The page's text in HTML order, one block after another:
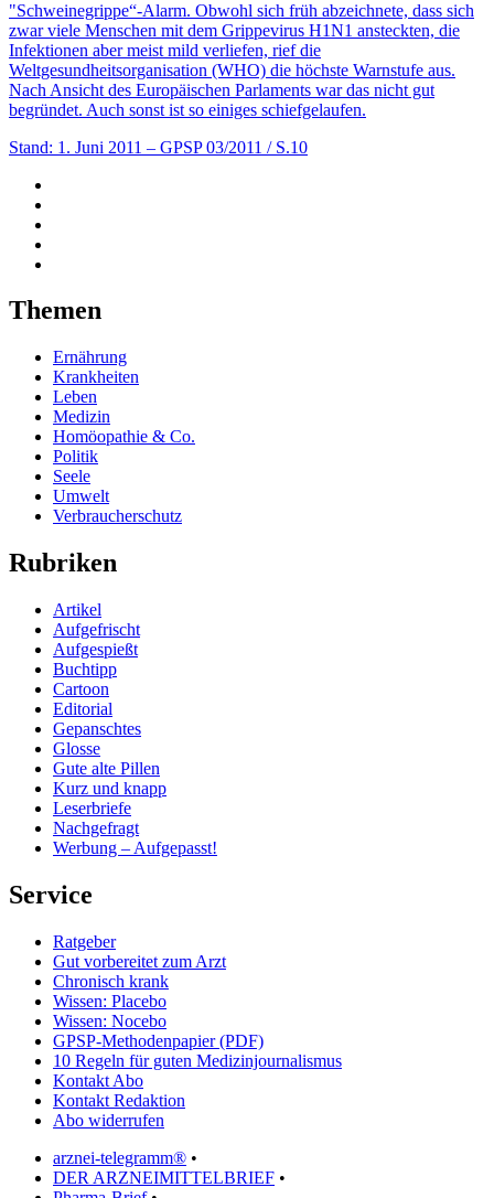
"Schweinegrippe“-Alarm. Obwohl sich früh abzeichnete, dass sich
zwar viele Menschen mit dem Grippevirus H1N1 ansteckten, die
Infektionen aber meist mild verliefen, rief die
Weltgesundheitsorganisation (WHO) die höchste Warnstufe aus.
Nach Ansicht des Europäischen Parlaments war das nicht gut
begründet. Auch sonst ist so einiges schiefgelaufen.
Stand: 1. Juni 2011 – GPSP 03/2011 / S.10
Themen
Ernährung
Krankheiten
Leben
Medizin
Homöopathie & Co.
Politik
Seele
Umwelt
Verbraucherschutz
Rubriken
Artikel
Aufgefrischt
Aufgespießt
Buchtipp
Cartoon
Editorial
Gepanschtes
Glosse
Gute alte Pillen
Kurz und knapp
Leserbriefe
Nachgefragt
Werbung – Aufgepasst!
Service
Ratgeber
Gut vorbereitet zum Arzt
Chronisch krank
Wissen: Placebo
Wissen: Nocebo
GPSP-Methodenpapier (PDF)
10 Regeln für guten Medizinjournalismus
Kontakt Abo
Kontakt Redaktion
Abo widerrufen
arznei-telegramm® •
DER ARZNEIMITTELBRIEF •